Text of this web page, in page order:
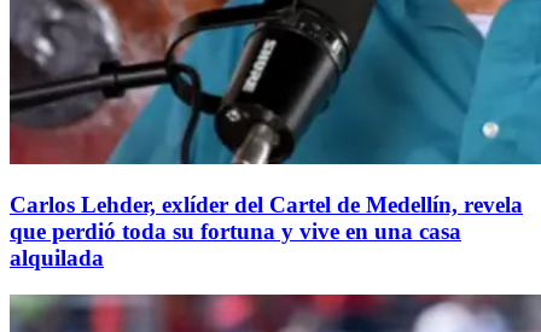
Carlos Lehder, exlíder del Cartel de Medellín, revela
que perdió toda su fortuna y vive en una casa
alquilada